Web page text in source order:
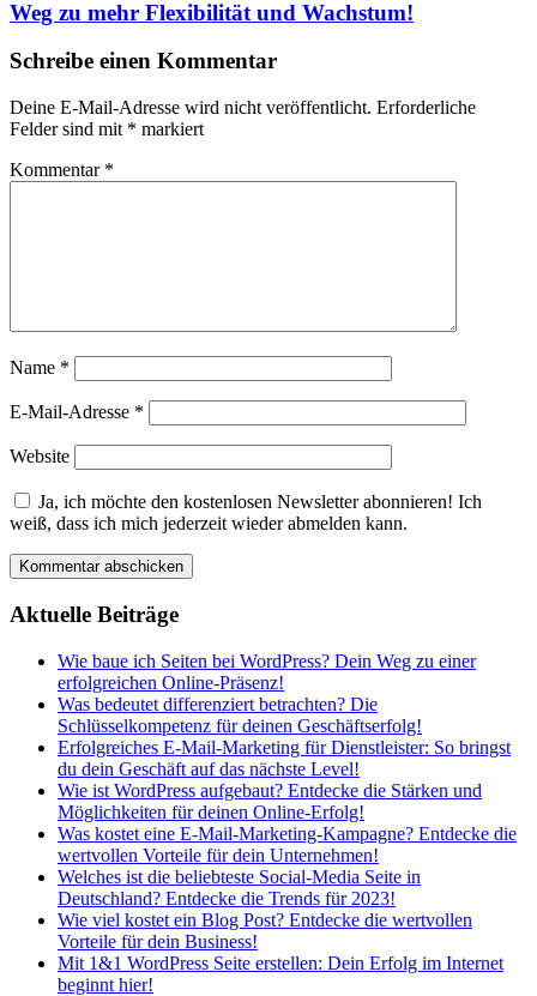
Weg zu mehr Flexibilität und Wachstum!
Schreibe einen Kommentar
Deine E-Mail-Adresse wird nicht veröffentlicht. Erforderliche
Felder sind mit * markiert
Kommentar *
Name *
E-Mail-Adresse *
Website
Ja, ich möchte den kostenlosen Newsletter abonnieren! Ich
weiß, dass ich mich jederzeit wieder abmelden kann.
Aktuelle Beiträge
Wie baue ich Seiten bei WordPress? Dein Weg zu einer
erfolgreichen Online-Präsenz!
Was bedeutet differenziert betrachten? Die
Schlüsselkompetenz für deinen Geschäftserfolg!
Erfolgreiches E-Mail-Marketing für Dienstleister: So bringst
du dein Geschäft auf das nächste Level!
Wie ist WordPress aufgebaut? Entdecke die Stärken und
Möglichkeiten für deinen Online-Erfolg!
Was kostet eine E-Mail-Marketing-Kampagne? Entdecke die
wertvollen Vorteile für dein Unternehmen!
Welches ist die beliebteste Social-Media Seite in
Deutschland? Entdecke die Trends für 2023!
Wie viel kostet ein Blog Post? Entdecke die wertvollen
Vorteile für dein Business!
Mit 1&1 WordPress Seite erstellen: Dein Erfolg im Internet
beginnt hier!